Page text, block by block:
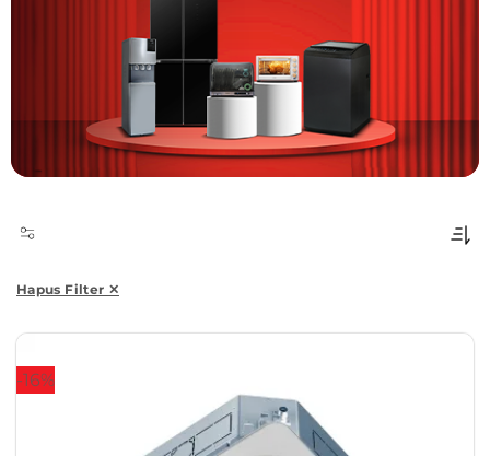
Hapus Filter ✕
-16%